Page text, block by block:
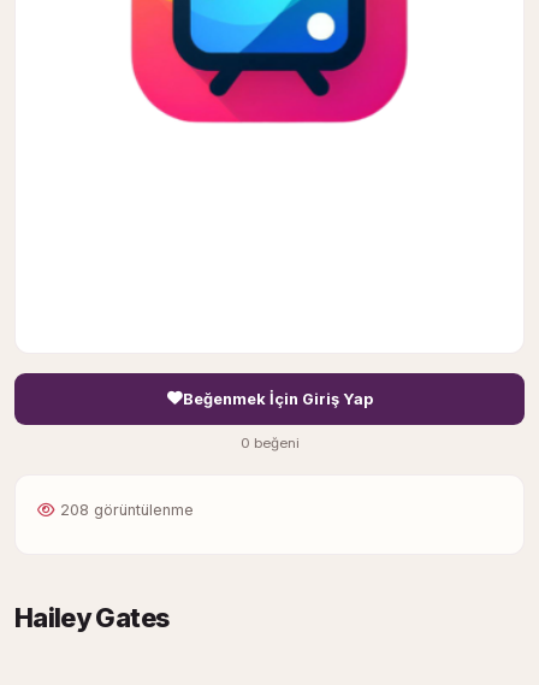
Beğenmek İçin Giriş Yap
0 beğeni
208 görüntülenme
Hailey Gates